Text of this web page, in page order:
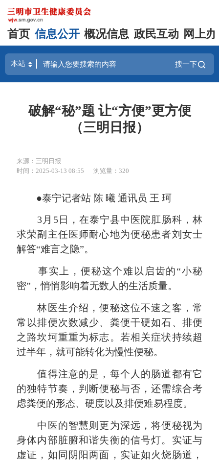
首页 信息公开 概况信息 政民互动 网上
搜一下
破解“秘”题 让“方便”更方便
（三明日报）
来源：三明日报
时间：2025-03-13 08:55
浏览量：320
●泰宁记者站 陈 曦 通讯员 王 珂
3月5日，在泰宁县中医院肛肠科，林
求荣副主任医师耐心地为便秘患者刘女士
解答“难言之隐”。
事实上，便秘这个难以启齿的“小秘
密”，悄悄影响着无数人的生活质量。
林医生介绍，便秘这位不速之客，常
常以排便次数减少、粪便干硬如石、排便
之路坎坷重重为标志。若相关症状持续超
过半年，就可能转化为慢性便秘。
值得注意的是，每个人的肠道都有它
的独特节奏，判断便秘与否，还需综合考
虑粪便的形态、硬度以及排便难易程度。
中医的智慧则更为深远，将便秘视为
身体内部脏腑和谐失衡的信号灯。实证与
虚证，如同阴阳两面，实证如火烧肠道，